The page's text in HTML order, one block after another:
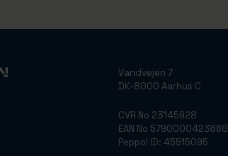
Vandvejen 7
DK-8000 Aarhus C
CVR No 23145928
EAN No 5790000423668
Peppol ID: 45515095